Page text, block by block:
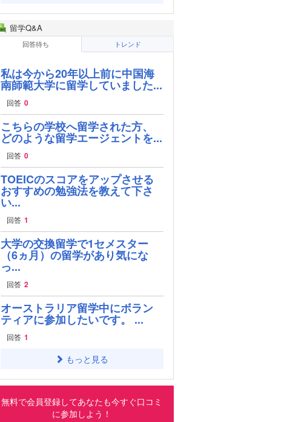
留学Q&A
回答待ち トレンド
私は今から20年以上前に中国海
南師範大学に留学していました...
回答 0
こちらの学校へ留学された方、
どのような留学エージェントを...
回答 0
TOEICのスコアをアップさせる
おすすめの勉強法を教えて下さ
い...
回答 1
大学の交換留学で1セメスター
（6ヵ月）の留学があり気にな
っ...
回答 2
オーストラリア留学中にボラン
ティアに参加したいです。 ...
回答 1
もっと見る
無料で会員登録してあなたも今すぐ口コミ
に参加しよう！